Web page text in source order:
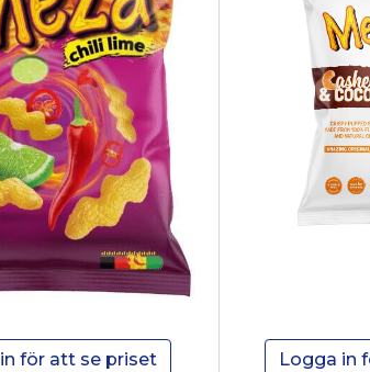
för att se priset Logga in